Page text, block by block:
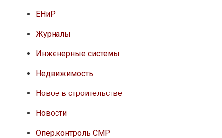
ЕНиР
Журналы
Инженерные системы
Недвижимость
Новое в строительстве
Новости
Опер.контроль СМР